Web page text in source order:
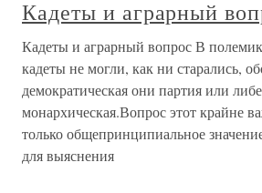
Кадеты и аграрный
Кадеты и аграрный вопрос В
кадеты не могли, как ни старались,
демократическая они партия или
монархическая.Вопрос этот крайне
только общепринципиальное
для выяснения